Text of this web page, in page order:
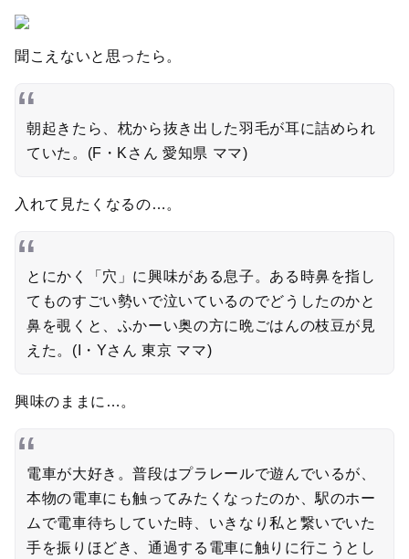
聞こえないと思ったら。
朝起きたら、枕から抜き出した羽毛が耳に詰められ
ていた。(F・Kさん 愛知県 ママ)
入れて見たくなるの…。
とにかく「穴」に興味がある息子。ある時鼻を指し
てものすごい勢いで泣いているのでどうしたのかと
鼻を覗くと、ふかーい奥の方に晩ごはんの枝豆が見
えた。(I・Yさん 東京 ママ)
興味のままに…。
電車が大好き。普段はプラレールで遊んでいるが、
本物の電車にも触ってみたくなったのか、駅のホー
ムで電車待ちしていた時、いきなり私と繋いでいた
手を振りほどき、通過する電車に触りに行こうとし